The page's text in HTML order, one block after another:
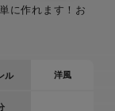
に作れます！お
ル 洋風